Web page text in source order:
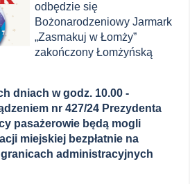
odbędzie się
Bożonarodzeniowy Jarmark
„Zasmakuj w Łomży”
zakończony Łomżyńską
dniach w godz. 10.00 -
nr 427/24 Prezydenta
pasażerowie będą mogli
miejskiej bezpłatnie na
administracyjnych